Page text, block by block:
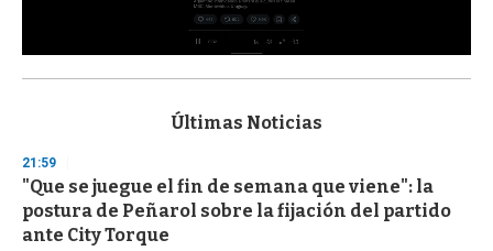
s
d
s
o
f
3
Últimas Noticias
21:59
"Que se juegue el fin de semana que viene": la
postura de Peñarol sobre la fijación del partido
ante City Torque